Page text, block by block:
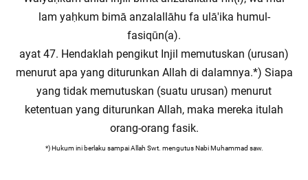
lam yaḥkum bimā anzalallāhu fa ulā'ika humul-
fasiqūn(a).
ayat 47. Hendaklah pengikut Injil memutuskan (urusan)
menurut apa yang diturunkan Allah di dalamnya.*) Siapa
yang tidak memutuskan (suatu urusan) menurut
ketentuan yang diturunkan Allah, maka mereka itulah
orang-orang fasik.
*) Hukum ini berlaku sampai Allah Swt. mengutus Nabi Muhammad saw.